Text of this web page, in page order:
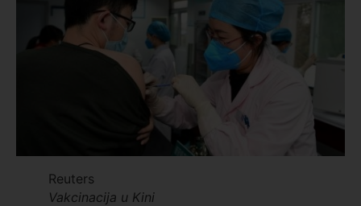
Reuters
Vakcinacija u Kini